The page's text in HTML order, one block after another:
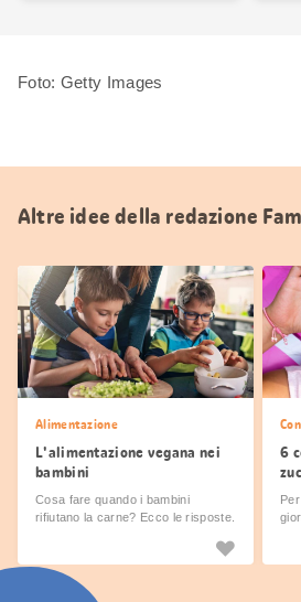
Foto: Getty Images
Altre idee della redazione
Alimentazione
L'alimentazione vegana nei
bambini
Cosa fare quando i bambini
rifiutano la carne? Ecco le risposte.
6